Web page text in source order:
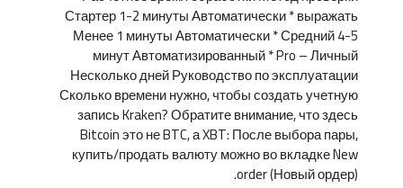
Стартер 1-2 минуты Автоматически * выражать
Менее 1 минуты Автоматически * Средний 4-5
минут Автоматизированный * Pro – Личный
Несколько дней Руководство по эксплуатации
Сколько времени нужно, чтобы создать учетную
запись Kraken? Обратите внимание, что здесь
Bitcoin это не BTC, а XBT: После выбора пары,
купить/продать валюту можно во вкладке New
order (Новый ордер).